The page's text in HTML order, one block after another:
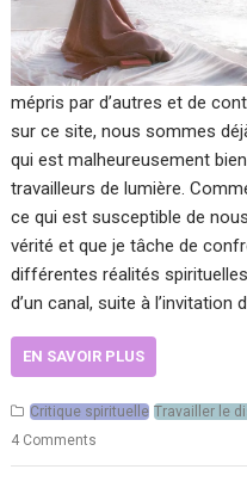
mépris par d’autres et de
sur ce site, nous sommes
qui est malheureusement
travailleurs de lumière.
ce qui est susceptible de
vérité et que je tâche de
différentes réalités
d’un canal, suite à l’invitation
EN SAVOIR PLUS
Critique spirituelle Travailler le
4 Comments